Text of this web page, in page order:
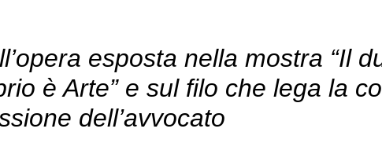
esposta nella mostra “Il
è Arte” e sul filo che lega la
dell’avvocato